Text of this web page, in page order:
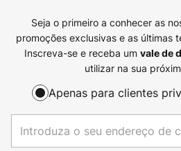
Seja o primeiro a conhecer as
promoções exclusivas e as últimas
Inscreva-se e receba um vale de
utilizar na sua
Apenas para clientes